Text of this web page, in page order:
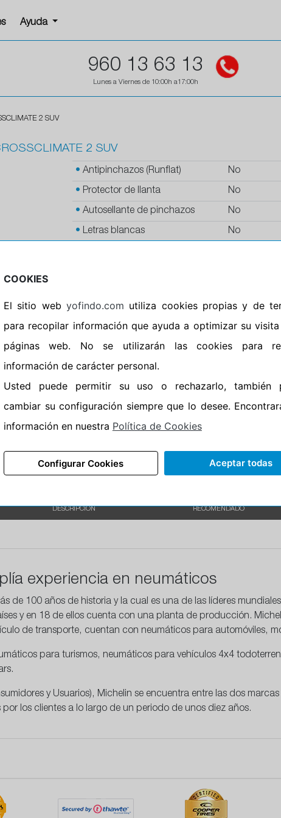
Ayuda
960 13 63 13
Lunes a Viernes de 10:00h a17:00h
2 SUV
2 SUV
• Antipinchazos (Runflat) No
• Protector de llanta No
• Autosellante de pinchazos No
• Letras blancas No
• Si
•Calidad PREMIUM
P.O.R. No
•Oportunidad
95% 5%
Carretera
DESCRIPCIÓN RECOMENDADO
experiencia en neumáticos
de 100 años de historia y la cual es una de las líderes
y en 18 de ellos cuenta con una planta de producción.
de transporte, cuentan con neumáticos para automóviles,
para turismos, neumáticos para vehículos 4x4
y Usuarios), Michelin se encuentra entre las dos
los clientes a lo largo de un periodo de unos diez años.
COOKIES
El sitio web yofindo.com utiliza cookies propias y de
para recopilar información que ayuda a optimizar su
páginas web. No se utilizarán las cookies para
información de carácter personal.
Usted puede permitir su uso o rechazarlo, también
cambiar su configuración siempre que lo desee.
información en nuestra Política de Cookies
Configurar Cookies Aceptar todas